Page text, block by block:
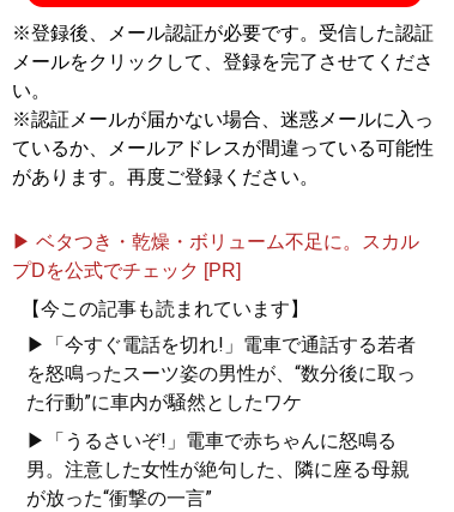
※登録後、メール認証が必要です。受信した認証
メールをクリックして、登録を完了させてくださ
い。
※認証メールが届かない場合、迷惑メールに入っ
ているか、メールアドレスが間違っている可能性
があります。再度ご登録ください。
▶ ベタつき・乾燥・ボリューム不足に。スカル
プDを公式でチェック [PR]
【今この記事も読まれています】
▶「今すぐ電話を切れ!」電車で通話する若者
を怒鳴ったスーツ姿の男性が、“数分後に取っ
た行動”に車内が騒然としたワケ
▶「うるさいぞ!」電車で赤ちゃんに怒鳴る
男。注意した女性が絶句した、隣に座る母親
が放った“衝撃の一言”